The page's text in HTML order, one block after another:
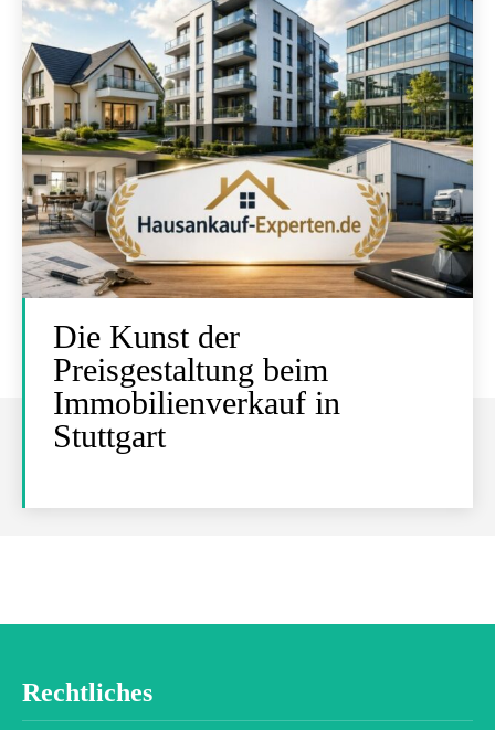
Die Kunst der
Preisgestaltung beim
Immobilienverkauf in
Stuttgart
Rechtliches